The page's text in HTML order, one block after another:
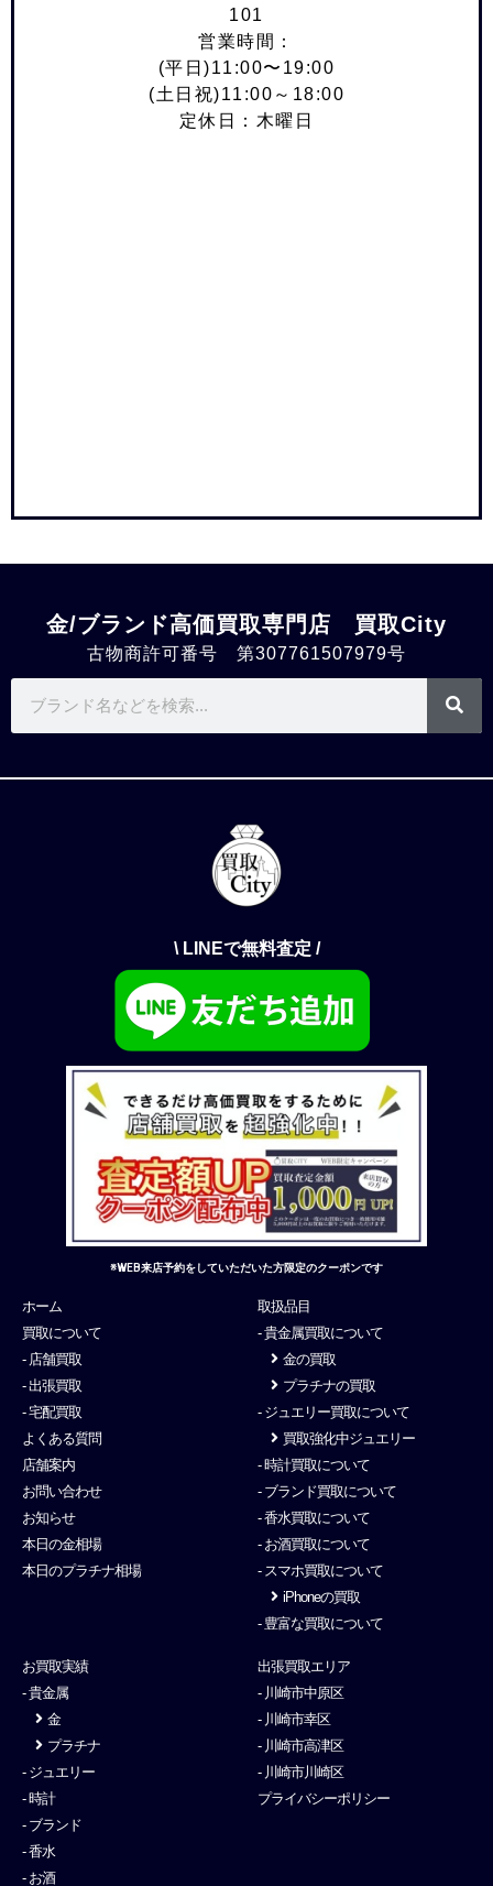
101
営業時間：
(平日)11:00〜19:00
(土日祝)11:00～18:00
定休日：木曜日
金/ブランド高価買取専門店 買取City
古物商許可番号 第307761507979号
\ LINEで無料査定 /
※WEB来店予約をしていただいた方限定のクーポンです
ホーム
買取について
- 店舗買取
- 出張買取
- 宅配買取
よくある質問
店舗案内
お問い合わせ
お知らせ
本日の金相場
本日のプラチナ相場
取扱品目
- 貴金属買取について
金の買取
プラチナの買取
- ジュエリー買取について
買取強化中ジュエリー
- 時計買取について
- ブランド買取について
- 香水買取について
- お酒買取について
- スマホ買取について
iPhoneの買取
- 豊富な買取について
お買取実績
- 貴金属
金
プラチナ
- ジュエリー
- 時計
- ブランド
- 香水
- お酒
出張買取エリア
- 川崎市中原区
- 川崎市幸区
- 川崎市高津区
- 川崎市川崎区
プライバシーポリシー